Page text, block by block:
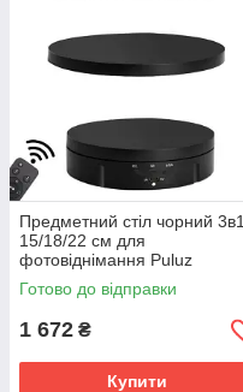
Предметний стіл чорний 3в1
15/18/22 см для
фотовіднімання Puluz
EDA003423602A
Готово до відправки
1 672 ₴
Купити